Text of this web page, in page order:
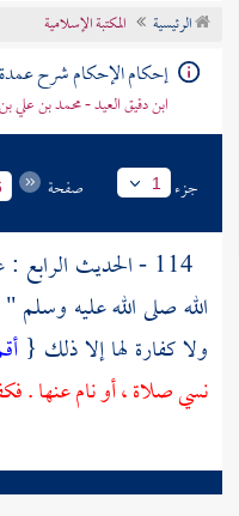
تراجم الأعلام
الرئيسية المكتبة الإسلامية
إحكام الإحكام شرح
ابن دقيق العيد - محمد بن
جزء 1 صفحة
الله صلى الله عليه
ولا كفارة لها إلا ذلك {
نسي صلاة ، أو نام عنها .